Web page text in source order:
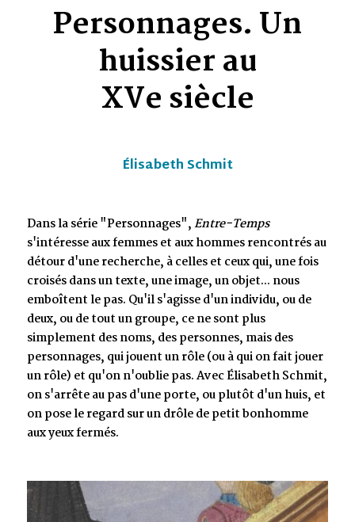
Personnages. Un
huissier au
XVe siècle
Élisabeth Schmit
Dans la série "Personnages",Entre-Temps
s'intéresse aux femmes et aux hommes rencontrés au
détour d'une recherche, à celles et ceux qui, une fois
croisés dans un texte, une image, un objet... nous
emboîtent le pas. Qu'il s'agisse d'un individu, ou de
deux, ou de tout un groupe, ce ne sont plus
simplement des noms, des personnes, mais des
personnages, qui jouent un rôle (ou à qui on fait jouer
un rôle) et qu'on n'oublie pas. Avec Élisabeth Schmit,
on s'arrête au pas d'une porte, ou plutôt d'un huis, et
on pose le regard sur un drôle de petit bonhomme
aux yeux fermés.